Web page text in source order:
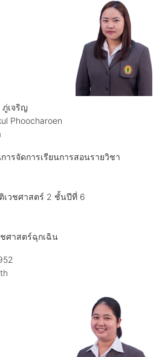
เจริญ
Phoocharoen
รจัดการเรียนการสอนรายวิชา
เวชศาสตร์ 2 ชั้นปีที่ 6
ทั่วไป
ศาสตร์ฉุกเฉิน